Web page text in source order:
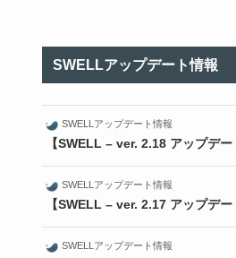
SWELLアップデート情報
SWELLアップデート情報
【SWELL – ver. 2.18 アップデー
SWELLアップデート情報
【SWELL – ver. 2.17 アップデー
SWELLアップデート情報